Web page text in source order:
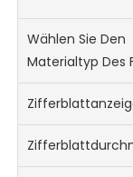
Wählen Sie Den
Materialtyp Des